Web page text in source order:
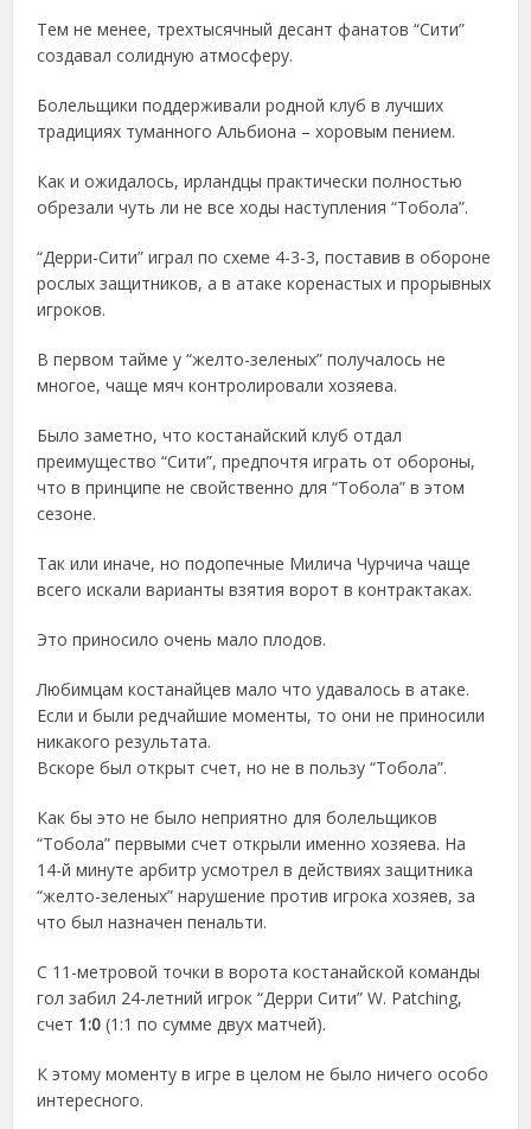
Тем не менее, трехтысячный десант фанатов “Сити”
создавал солидную атмосферу.
Болельщики поддерживали родной клуб в лучших
традициях туманного Альбиона – хоровым пением.
Как и ожидалось, ирландцы практически полностью
обрезали чуть ли не все ходы наступления “Тобола”.
“Дерри-Сити” играл по схеме 4-3-3, поставив в обороне
рослых защитников, а в атаке коренастых и прорывных
игроков.
В первом тайме у “желто-зеленых” получалось не
многое, чаще мяч контролировали хозяева.
Было заметно, что костанайский клуб отдал
преимущество “Сити”, предпочтя играть от обороны,
что в принципе не свойственно для “Тобола” в этом
сезоне.
Так или иначе, но подопечные Милича Чурчича чаще
всего искали варианты взятия ворот в контрактаках.
Это приносило очень мало плодов.
Любимцам костанайцев мало что удавалось в атаке.
Если и были редчайшие моменты, то они не приносили
никакого результата.
Вскоре был открыт счет, но не в пользу “Тобола”.
Как бы это не было неприятно для болельщиков
“Тобола” первыми счет открыли именно хозяева. На
14-й минуте арбитр усмотрел в действиях защитника
“желто-зеленых” нарушение против игрока хозяев, за
что был назначен пенальти.
С 11-метровой точки в ворота костанайской команды
гол забил 24-летний игрок “Дерри Сити” W. Patching,
счет 1:0 (1:1 по сумме двух матчей).
К этому моменту в игре в целом не было ничего особо
интересного.